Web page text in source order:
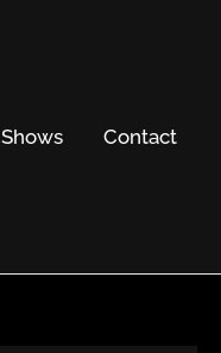
Shows Contact